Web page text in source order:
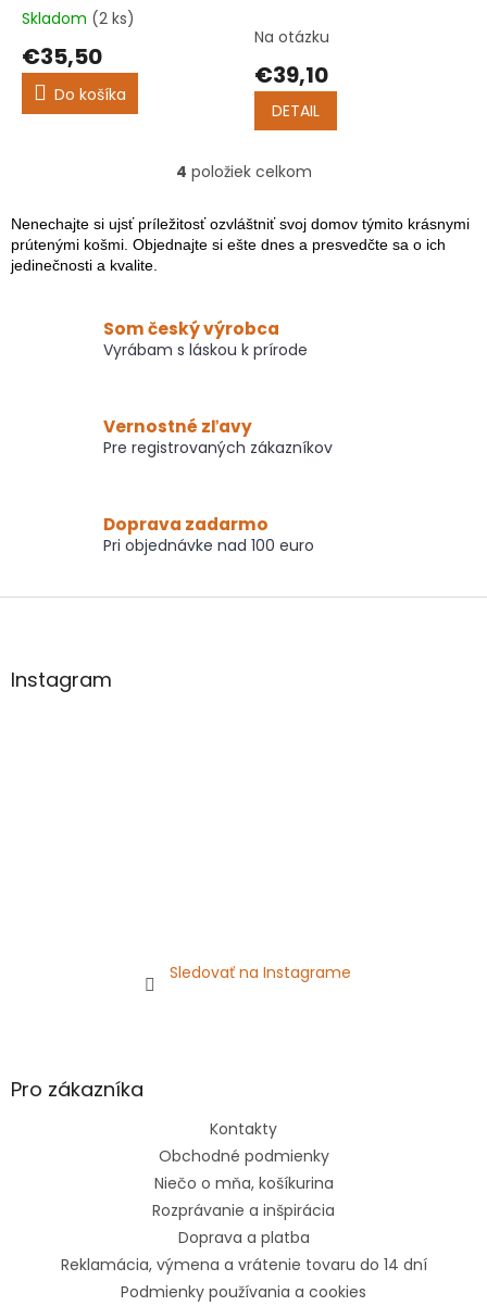
Priemerné
produktu
5,0
Skladom (2 ks)
€35,50
Do košíka
Na otázku
€39,10
DETAIL
O
l
á
i
e
p
k
y
i
s
4 položiek celkom
Nenechajte si ujsť príležitosť ozvláštniť svoj domov týmito krásnymi
prútenými košmi. Objednajte si ešte dnes a presvedčte sa o ich
jedinečnosti a kvalite.
Som český výrobca
Vyrábam s láskou k prírode
Vernostné zľavy
Pre registrovaných zákazníkov
Doprava zadarmo
Pri objednávke nad 100 euro
Z
äInstagram
Sledovať na Instagrame
Pro zákazníka
Kontakty
Obchodné podmienky
Niečo o mňa, košíkurina
Rozprávanie a inšpirácia
Doprava a platba
Reklamácia, výmena a vrátenie tovaru do 14 dní
Podmienky používania a cookies